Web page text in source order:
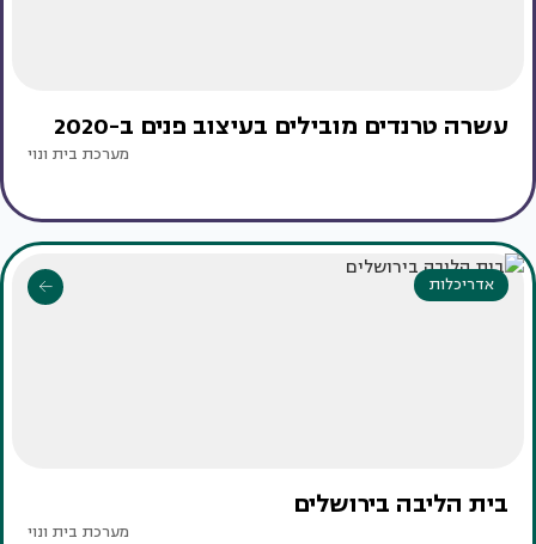
עשרה טרנדים מובילים בעיצוב פנים ב-2020
מערכת בית ונוי
אדריכלות
בית הליבה בירושלים
מערכת בית ונוי